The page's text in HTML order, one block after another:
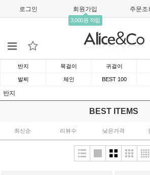
로그인 회원가입
3,000원 적립
주문조
반지 목걸이 귀걸이
발찌 체인 BEST 100
반지
BEST ITEMS
최신순 리뷰수 낮은가격